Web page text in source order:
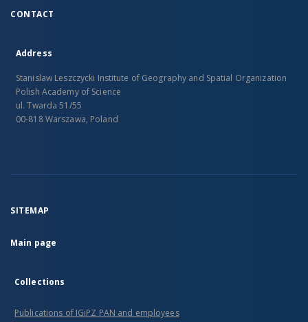
CONTACT
Address
Stanislaw Leszczycki Institute of Geography and Spatial Organization
Polish Academy of Science
ul. Twarda 51/55
00-818 Warszawa, Poland
SITEMAP
Main page
Collections
Publications of IGiPZ PAN and employees